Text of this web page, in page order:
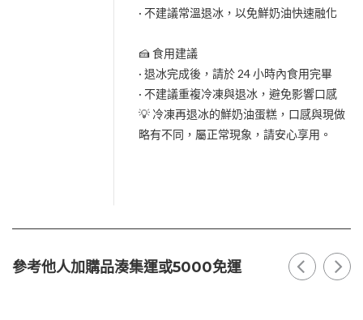
· 不建議常溫退冰，以免鮮奶油快速融化
🍰 食用建議
· 退冰完成後，請於 24 小時內食用完畢
· 不建議重複冷凍與退冰，避免影響口感
💡 冷凍再退冰的鮮奶油蛋糕，口感與現做
略有不同，屬正常現象，請安心享用。
參考他人加購品湊集運或5000免運